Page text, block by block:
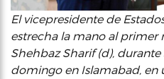
El vicepresidente de
estrecha la mano al primer
Shehbaz Sharif (d), durante
domingo en Islamabad, en